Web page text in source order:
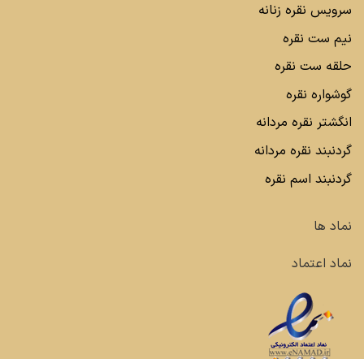
سرویس نقره زنانه
نیم ست نقره
حلقه ست نقره
گوشواره نقره
انگشتر نقره مردانه
گردنبند نقره مردانه
گردنبند اسم نقره
نماد ها
نماد اعتماد